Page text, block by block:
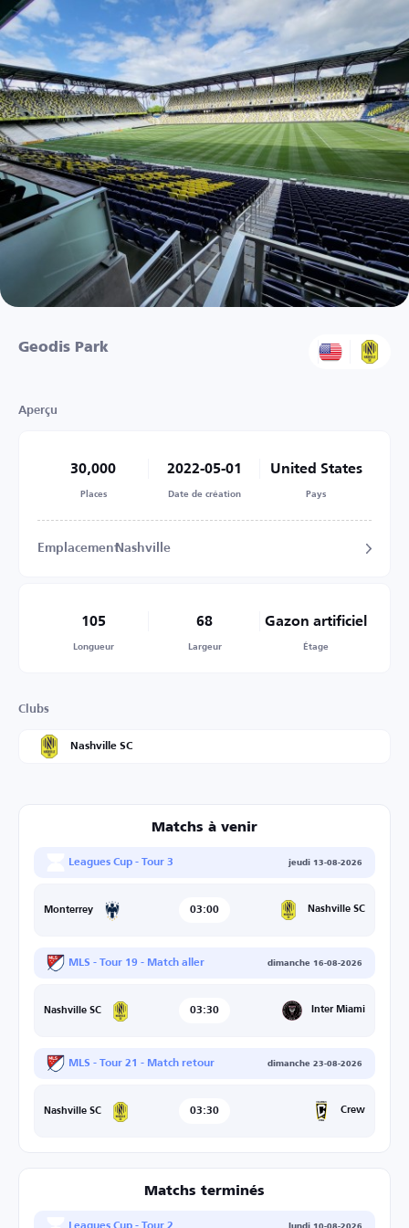
Geodis Park
Aperçu
30,000
Places
2022-05-01
Date de création
United States
Pays
EmplacementNashville
105
Longueur
68
Largeur
Gazon artificiel
Étage
Clubs
Nashville SC
Matchs à venir
Leagues Cup - Tour 3 jeudi 13-08-2026
Monterrey 03:00 Nashville SC
MLS - Tour 19 - Match aller dimanche 16-08-2026
Nashville SC 03:30 Inter Miami
MLS - Tour 21 - Match retour dimanche 23-08-2026
Nashville SC 03:30 Crew
Matchs terminés
lundi 10-08-2026